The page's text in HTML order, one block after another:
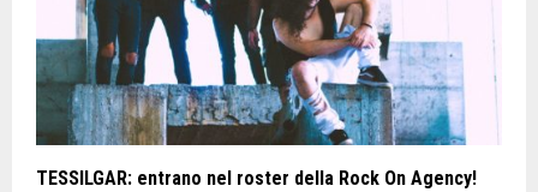
TESSILGAR: entrano nel roster della Rock On Agency!